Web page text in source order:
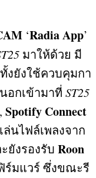
‘Radia App’
มาให้ด้วย มี
งยังใช้ควบคุมกา
อกเข้ามาที่ ST25
, Spotify Connect
ล่นไฟล์เพลงจาก
ยังรองรับ Roon
ร์มแวร์ ซึ่งขณะรี